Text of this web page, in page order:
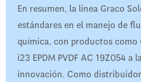
En resumen, la línea Graco
estándares en el manejo de
química, con productos como
i23 EPDM PVDF AC 19Z054 a
innovación. Como